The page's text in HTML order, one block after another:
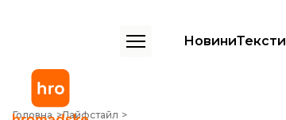
НовиниТексти
Головна Лайфстайл
У Києві близько 900 проблемних забудов – КМДА